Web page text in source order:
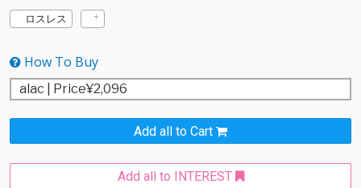
ロスレス
How To Buy
Add all to Cart
Add all to INTEREST